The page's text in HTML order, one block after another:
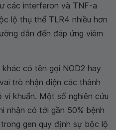
các interferon và TNF-a
lộ thụ thể TLR4 nhiều hơn
dẫn đến đáp ứng viêm
có tên gọi NOD2 hay
trò nhận diện các thành
vi khuẩn. Một số nghiên cứu
nhận có tới gần 50% bệnh
gen quy định sự bộc lộ